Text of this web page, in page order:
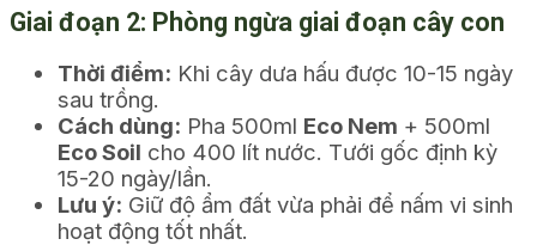
Giai đoạn 2: Phòng ngừa giai đoạn cây con
Thời điểm: Khi cây dưa hấu được 10-15 ngày
sau trồng.
Cách dùng: Pha 500ml Eco Nem + 500ml
Eco Soil cho 400 lít nước. Tưới gốc định kỳ
15-20 ngày/lần.
Lưu ý: Giữ độ ẩm đất vừa phải để nấm vi sinh
hoạt động tốt nhất.